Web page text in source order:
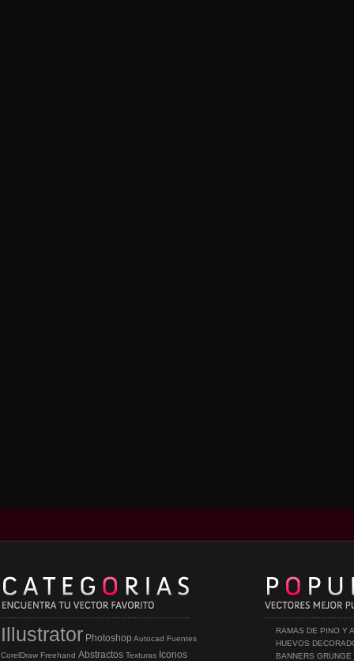
RAMAS DE PINO Y
HUEVOS
BANNERS GRUNGE
Illustrator Photoshop Autocad Fuentes
CorelDraw Freehand Abstractos Texturas Iconos